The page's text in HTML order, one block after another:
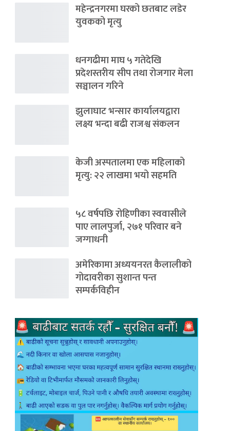
महेन्द्रनगरमा घरको छतबाट लडेर
युवकको मृत्यु
धनगढीमा माघ ५ गतेदेखि
प्रदेशस्तरीय सीप तथा रोजगार मेला
सञ्चालन गरिने
झुलाघाट भन्सार कार्यालयद्वारा
लक्ष्य भन्दा बढी राजश्व संकलन
केजी अस्पतालमा एक महिलाको
मृत्यु: २२ लाखमा भयो सहमति
५८ वर्षपछि रोहिणीका स्ववासीले
पाए लालपुर्जा, २७१ परिवार बने
जग्गाधनी
अमेरिकामा अध्ययनरत कैलालीको
गोदावरीका सुशान्त पन्त
सम्पर्कविहीन